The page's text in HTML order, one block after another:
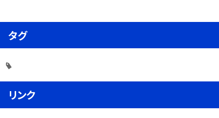
タグ
リンク